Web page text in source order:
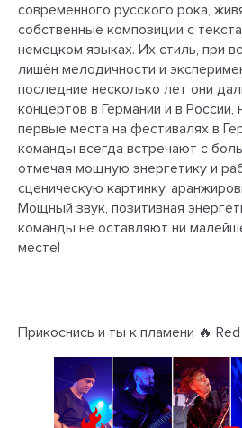
современного русского рока,
собственные композиции с
немецком языках. Их стиль, при
лишён мелодичности и
последние несколько лет они
концертов в Германии и в России,
первые места на фестивалях в
команды всегда встречают с
отмечая мощную энергетику и
сценическую картинку,
Мощный звук, позитивная
команды не оставляют ни
месте!
Прикоснись и ты к пламени 🔥